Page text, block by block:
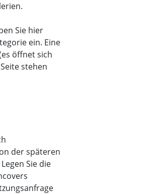
Sie hier
ein. Eine
öffnet sich
stehen
der späteren
Sie die